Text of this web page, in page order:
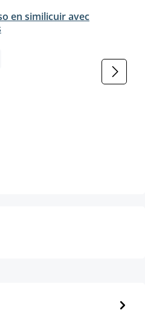
en similicuir avec